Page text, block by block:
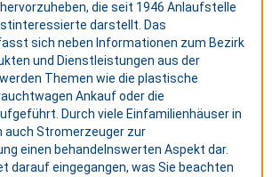
die seit 1946 Anlaufstelle
darstellt. Das
sich neben Informationen zum Bezirk
und Dienstleistungen aus der
Themen wie die plastische
Ankauf oder die
Durch viele Einfamilienhäuser in
auch Stromerzeuger zur
einen behandelnswerten Aspekt dar.
darauf eingegangen, was Sie beachten